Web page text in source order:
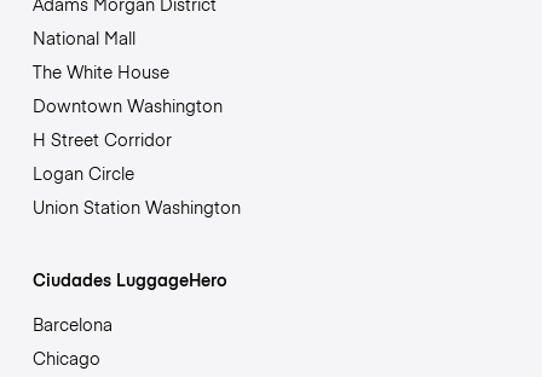
National Mall
The White House
Downtown Washington
H Street Corridor
Logan Circle
Union Station Washington
Ciudades LuggageHero
Barcelona
Chicago